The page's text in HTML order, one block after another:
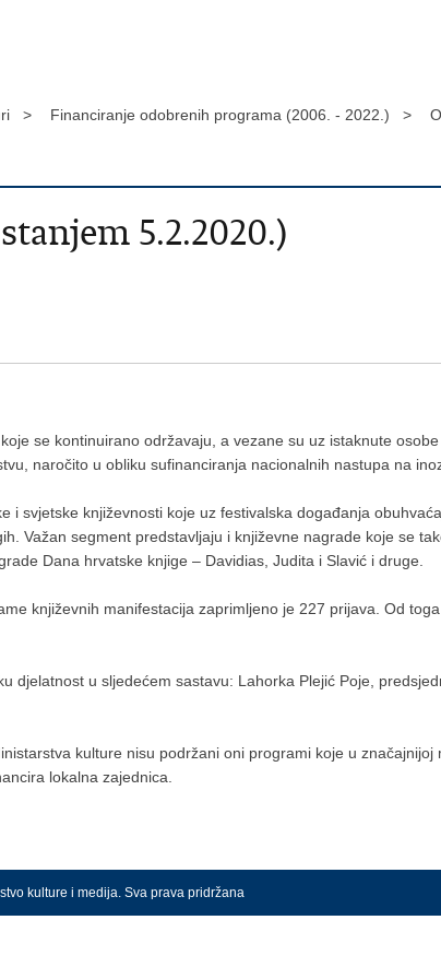
> Financiranje odobrenih programa (2006. - 2022.) >
5.2.2020.)
se kontinuirano održavaju, a vezane su uz istaknute
naročito u obliku sufinanciranja nacionalnih nastupa na
svjetske književnosti koje uz festivalska događanja
Važan segment predstavljaju i književne nagrade koje se
Dana hrvatske knjige – Davidias, Judita i Slavić i druge.
književnih manifestacija zaprimljeno je 227 prijava. Od
djelatnost u sljedećem sastavu: Lahorka Plejić Poje,
kulture nisu podržani oni programi koje u
lokalna zajednica.
kulture i medija. Sva prava pridržana